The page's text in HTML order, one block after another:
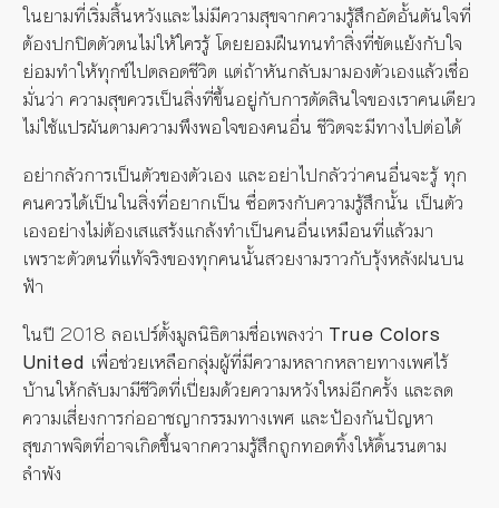
ในยามที่เริ่มสิ้นหวังและไม่มีความสุขจากความรู้สึกอัดอั้นตันใจที่
ต้องปกปิดตัวตนไม่ให้ใครรู้ โดยยอมฝืนทนทำสิ่งที่ขัดแย้งกับใจ
ย่อมทำให้ทุกข์ไปตลอดชีวิต แต่ถ้าหันกลับมามองตัวเองแล้วเชื่อ
มั่นว่า ความสุขควรเป็นสิ่งที่ขึ้นอยู่กับการตัดสินใจของเราคนเดียว
ไม่ใช้แปรผันตามความพึงพอใจของคนอื่น ชีวิตจะมีทางไปต่อได้
อย่ากลัวการเป็นตัวของตัวเอง และอย่าไปกลัวว่าคนอื่นจะรู้ ทุก
คนควรได้เป็นในสิ่งที่อยากเป็น ซื่อตรงกับความรู้สึกนั้น เป็นตัว
เองอย่างไม่ต้องเสแสร้งแกล้งทำเป็นคนอื่นเหมือนที่แล้วมา
เพราะตัวตนที่แท้จริงของทุกคนนั้นสวยงามราวกับรุ้งหลังฝนบน
ฟ้า
ในปี 2018 ลอเปร์ตั้งมูลนิธิตามชื่อเพลงว่า True Colors
United เพื่อช่วยเหลือกลุ่มผู้ที่มีความหลากหลายทางเพศไร้
บ้านให้กลับมามีชีวิตที่เปี่ยมด้วยความหวังใหม่อีกครั้ง และลด
ความเสี่ยงการก่ออาชญากรรมทางเพศ และป้องกันปัญหา
สุขภาพจิตที่อาจเกิดขึ้นจากความรู้สึกถูกทอดทิ้งให้ดิ้นรนตาม
ลำพัง